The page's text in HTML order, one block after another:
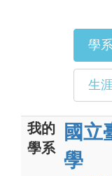
學
生
我的
學系
國立
學